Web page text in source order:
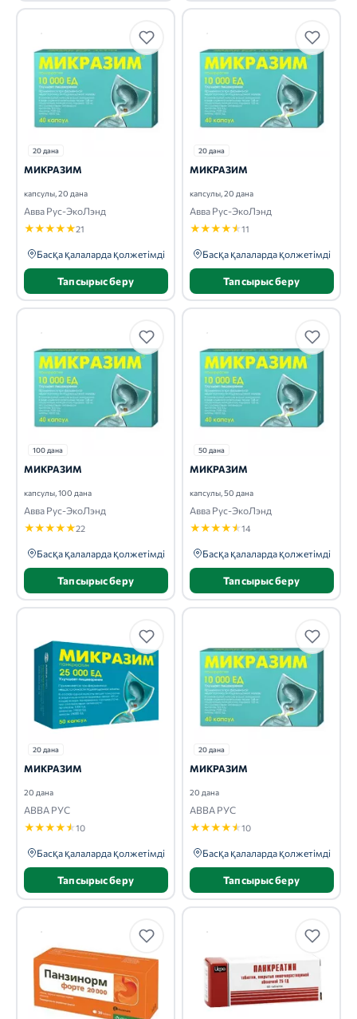
20 дана
МИКРАЗИМ
капсулы, 20 дана
Авва Рус-ЭкоЛэнд
★★★★★21
Басқа қалаларда қолжетімді
Тапсырыс беру
20 дана
МИКРАЗИМ
капсулы, 20 дана
Авва Рус-ЭкоЛэнд
★★★★★11
Басқа қалаларда қолжетімді
Тапсырыс беру
100 дана
МИКРАЗИМ
капсулы, 100 дана
Авва Рус-ЭкоЛэнд
★★★★★22
Басқа қалаларда қолжетімді
Тапсырыс беру
50 дана
МИКРАЗИМ
капсулы, 50 дана
Авва Рус-ЭкоЛэнд
★★★★★14
Басқа қалаларда қолжетімді
Тапсырыс беру
20 дана
МИКРАЗИМ
20 дана
АВВА РУС
★★★★★10
Басқа қалаларда қолжетімді
Тапсырыс беру
20 дана
МИКРАЗИМ
20 дана
АВВА РУС
★★★★★10
Басқа қалаларда қолжетімді
Тапсырыс беру